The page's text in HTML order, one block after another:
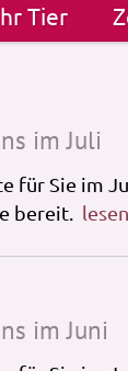
Tier
im Juli
für Sie im
bereit.
im Juni